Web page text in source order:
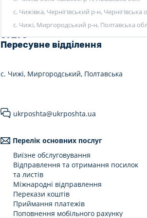
с. Чижівка, Чернігівський р-н, Чернігівська
с. Чижі, Миргородський р-н, Полтавська
7 днів на тиждень
Працюють у вихідні
37275
Пересувне відділення
с. Чижі, Миргородський, Полтавська
ukrposhta@ukrposhta.ua
Перелік основних послуг
Виїзне обслуговування
Відправлення та отримання посилок
та листів
Міжнародні відправлення
Перекази коштів
Приймання платежів
Поповнення мобільного рахунку